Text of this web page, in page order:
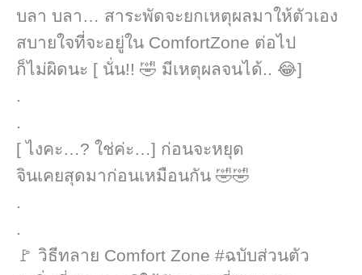
บลา บลา… สาระพัดจะยกเหตุผล​มาให้ตัวเอง
สบายใจที่จะอยู่ใน ComfortZone ต่อไป
ก็ไม่ผิดนะ [ นั่น!! 🤣​ มีเหตุผลจนได้.. 😂]​
.
.
[ ไงคะ…? ใช่ค่ะ…]​ ก่อนจะหยุด
จินเคยสุดมาก่อนเหมือนกัน 🤣🤣​
.
.
🚩 วิธีทลาย Comfort Zone #ฉบับส่วนตัว